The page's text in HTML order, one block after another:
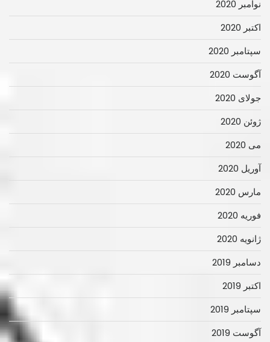
نوامبر 2020
اکتبر 2020
سپتامبر 2020
آگوست 2020
جولای 2020
ژوئن 2020
می 2020
آوریل 2020
مارس 2020
فوریه 2020
ژانویه 2020
دسامبر 2019
اکتبر 2019
سپتامبر 2019
آگوست 2019